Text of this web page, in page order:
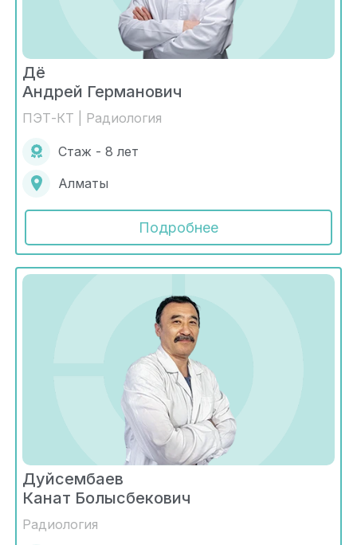
Дё
Андрей Германович
ПЭТ-КТ | Радиология
Стаж - 8 лет
Алматы
Подробнее
Дуйсембаев
Канат Болысбекович
Радиология